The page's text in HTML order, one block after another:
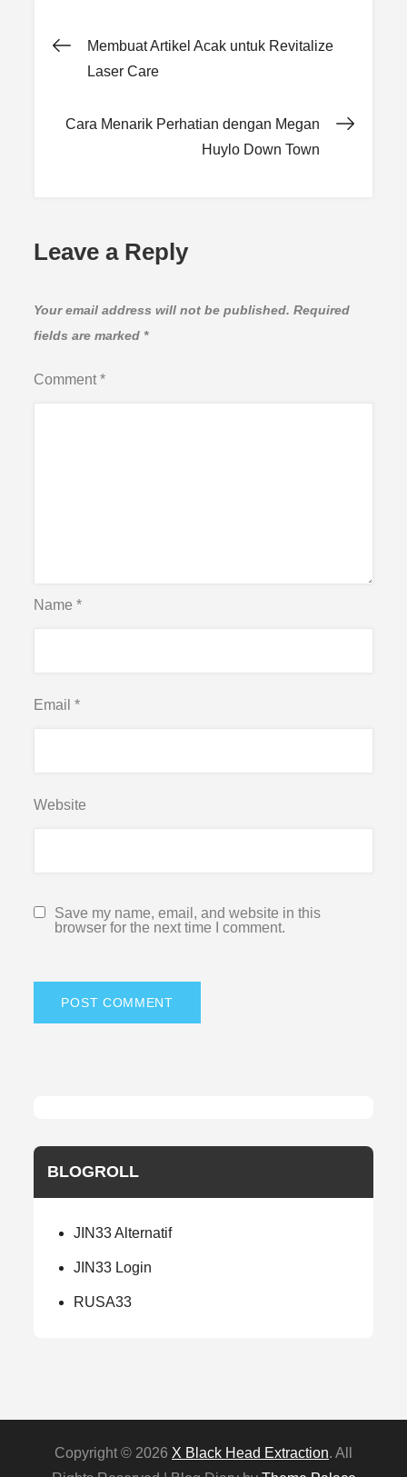
Post
Membuat Artikel Acak untuk Revitalize
Laser Care
Cara Menarik Perhatian dengan Megan
Huylo Down Town
Leave a Reply
Your email address will not be published. Required
fields are marked *
Comment*
Name*
Email*
Website
Save my name, email, and website in this
browser for the next time I comment.
BLOGROLL
JIN33 Alternatif
JIN33 Login
RUSA33
Copyright © 2026 X Black Head Extraction. All